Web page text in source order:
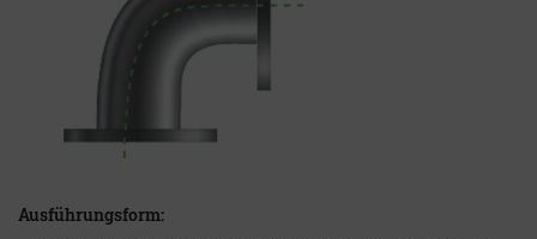
Ausführungsform: